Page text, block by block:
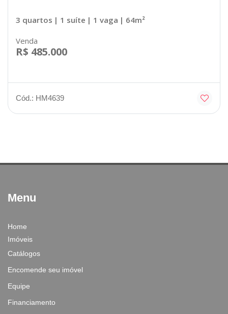
3 quartos | 1 suíte | 1 vaga | 64m²
Venda
R$ 485.000
Cód.: HM4639
Menu
Home
Imóveis
Catálogos
Encomende seu imóvel
Equipe
Financiamento